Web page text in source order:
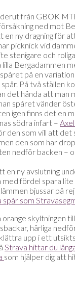
från GBOK
ned mot
ny dragning för
picknick vid
stenigare och
Bergadammen
på en
På två ställen
det hända att man
spåret vänder
igen finns det en
södra infart –
den som vill att det
den som har
nedför backen –
en ny avslutning
med fördel spara
bjussar på
spår som
skyltningen
härliga
upp i ett
Strava hittar du
som hjälper dig att